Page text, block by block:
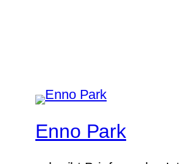
Enno Park